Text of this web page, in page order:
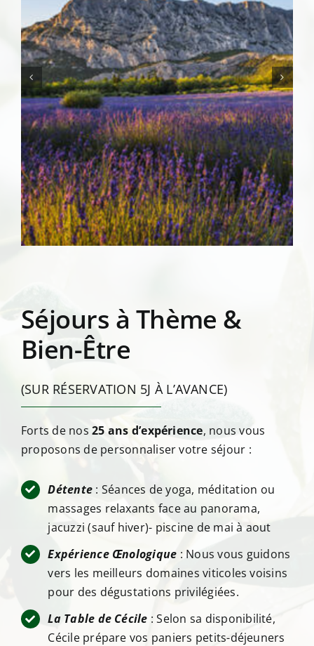
Séjours à Thème &
Bien-Être
(SUR RÉSERVATION 5J À L’AVANCE)
Forts de nos25 ans d’expérience, nous vous
proposons de personnaliser votre séjour :
Détente : Séances de yoga, méditation ou
massages relaxants face au panorama,
jacuzzi (sauf hiver)- piscine de mai à aout
Expérience Œnologique : Nous vous guidons
vers les meilleurs domaines viticoles voisins
pour des dégustations privilégiées.
La Table de Cécile : Selon sa disponibilité,
Cécile prépare vos paniers petits-déjeuners